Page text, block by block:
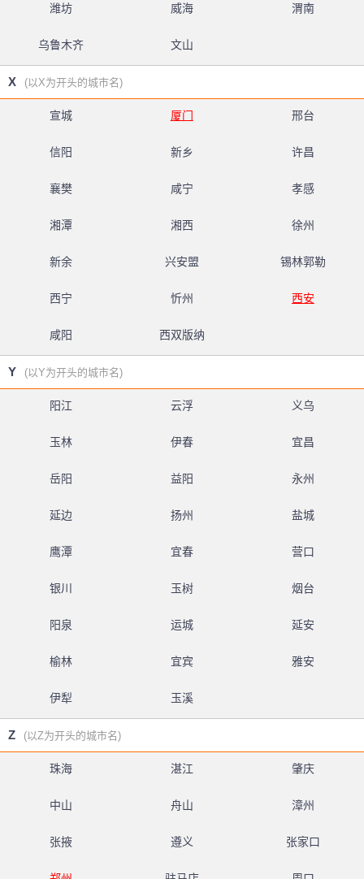
潍坊 威海 渭南
乌鲁木齐 文山
X (以X为开头的城市名)
宣城 厦门 邢台
信阳 新乡 许昌
襄樊 咸宁 孝感
湘潭 湘西 徐州
新余 兴安盟 锡林郭勒
西宁 忻州 西安
咸阳 西双版纳
Y (以Y为开头的城市名)
阳江 云浮 义乌
玉林 伊春 宜昌
岳阳 益阳 永州
延边 扬州 盐城
鹰潭 宜春 营口
银川 玉树 烟台
阳泉 运城 延安
榆林 宜宾 雅安
伊犁 玉溪
Z (以Z为开头的城市名)
珠海 湛江 肇庆
中山 舟山 漳州
张掖 遵义 张家口